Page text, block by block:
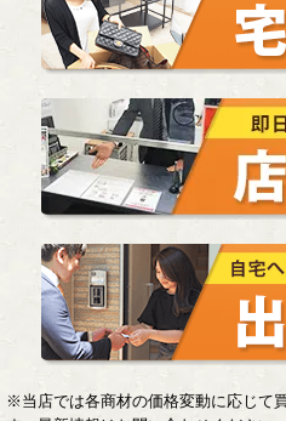
※当店では各商材の価格変動に応じて